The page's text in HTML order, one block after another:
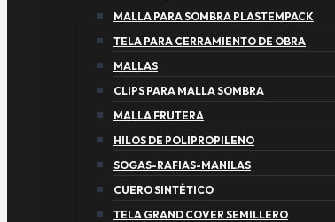
MALLA PARA SOMBRA PLASTEMPACK
TELA PARA CERRAMIENTO DE OBRA
MALLAS
CLIPS PARA MALLA SOMBRA
MALLA FRUTERA
HILOS DE POLIPROPILENO
SOGAS-RAFIAS-MANILAS
CUERO SINTÉTICO
TELA GRAND COVER SEMILLERO